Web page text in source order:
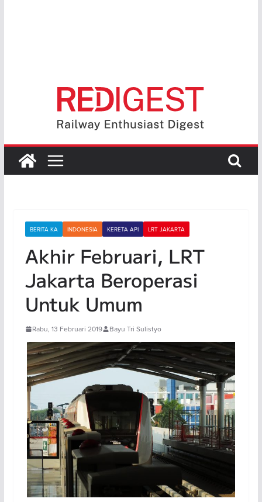
BERITA KA INDONESIA KERETA API LRT JAKARTA
Akhir Februari, LRT
Jakarta Beroperasi
Untuk Umum
Rabu, 13 Februari 2019 Bayu Tri Sulistyo